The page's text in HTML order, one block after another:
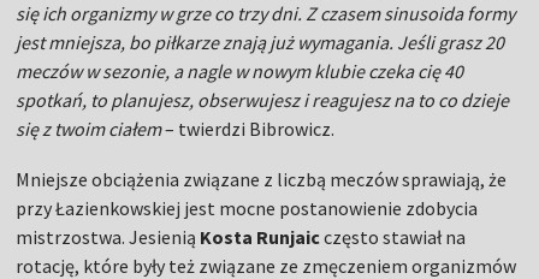
się ich organizmy w grze co trzy dni. Z czasem sinusoida formy
jest mniejsza, bo piłkarze znają już wymagania. Jeśli grasz 20
meczów w sezonie, a nagle w nowym klubie czeka cię 40
spotkań, to planujesz, obserwujesz i reagujesz na to co dzieje
się z twoim ciałem– twierdzi Bibrowicz.
Mniejsze obciążenia związane z liczbą meczów sprawiają, że
przy Łazienkowskiej jest mocne postanowienie zdobycia
mistrzostwa. Jesienią Kosta Runjaicczęsto stawiał na
rotację, które były też związane ze zmęczeniem organizmów